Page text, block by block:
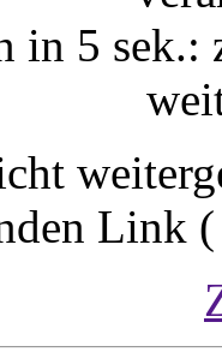
in 5 sek.:
Link